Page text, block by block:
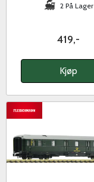
2 På Lager
419,-
Kjøp